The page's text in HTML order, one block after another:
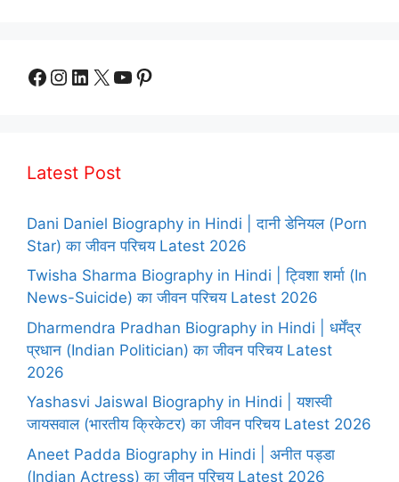
Facebook
Instagram
LinkedIn
X YouTube
Pinterest
Latest Post
Dani Daniel Biography in Hindi | दानी डेनियल (Porn
Star) का जीवन परिचय Latest 2026
Twisha Sharma Biography in Hindi | ट्विशा शर्मा (In
News-Suicide) का जीवन परिचय Latest 2026
Dharmendra Pradhan Biography in Hindi | धर्मेंद्र
प्रधान (Indian Politician) का जीवन परिचय Latest
2026
Yashasvi Jaiswal Biography in Hindi | यशस्वी
जायसवाल (भारतीय क्रिकेटर) का जीवन परिचय Latest 2026
Aneet Padda Biography in Hindi | अनीत पड्डा
(Indian Actress) का जीवन परिचय Latest 2026